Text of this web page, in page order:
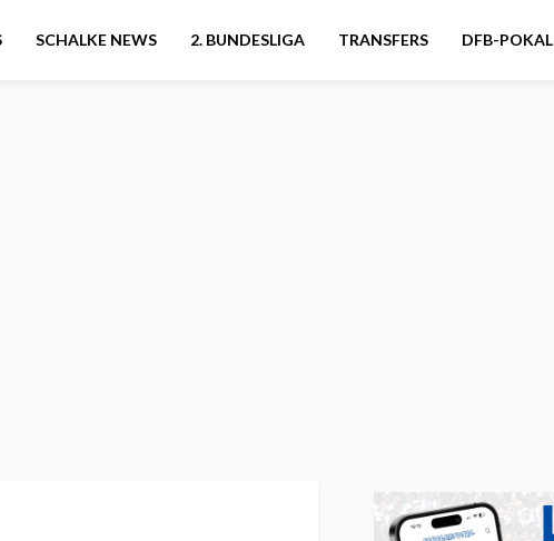
SCHALKE NEWS 2. BUNDESLIGA TRANSFERS DFB-POKAL